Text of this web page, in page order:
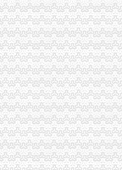
结成友好合作局
防范建议-新闻频道-
边的宾馆
曲艺场演出信息-卖票网【
商城交流版-时空网
营业执照,在重庆设立
工商执照、代理企业建账、
告代办费用-
告代办费用-
动问答